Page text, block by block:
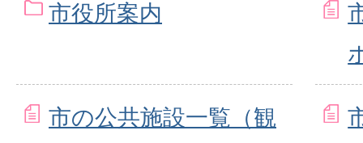
市役所案内
市の公共施設一覧（観